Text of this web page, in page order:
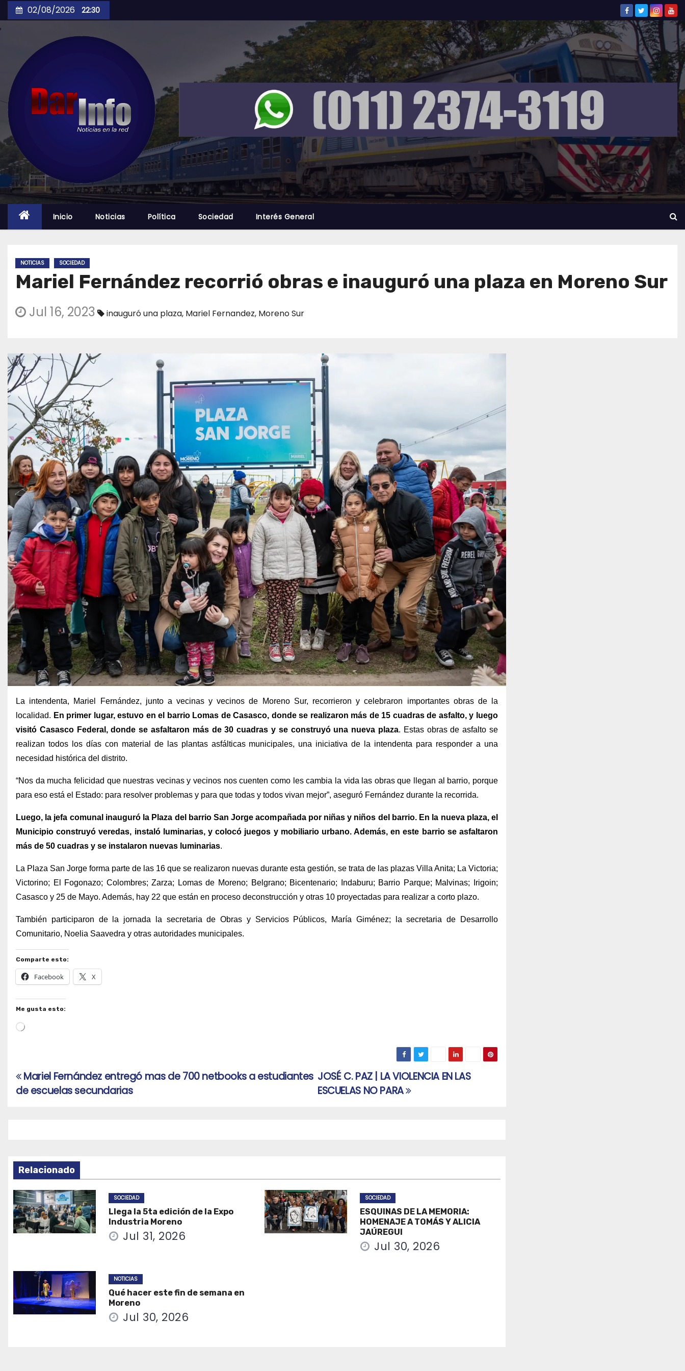
to
02/08/2026 22:30
Inicio Noticias Política Sociedad Interés General
NOTICIAS SOCIEDAD
Mariel Fernández recorrió obras e inauguró una plaza en Moreno Sur
Jul 16, 2023 inauguró una plaza, Mariel Fernandez, Moreno Sur
La intendenta, Mariel Fernández, junto a vecinas y vecinos de Moreno Sur, recorrieron y celebraron importantes obras de la
localidad. En primer lugar, estuvo en el barrio Lomas de Casasco, donde se realizaron más de 15 cuadras de asfalto, y luego
visitó Casasco Federal, donde se asfaltaron más de 30 cuadras y se construyó una nueva plaza. Estas obras de asfalto se
realizan todos los días con material de las plantas asfálticas municipales, una iniciativa de la intendenta para responder a una
necesidad histórica del distrito.
“Nos da mucha felicidad que nuestras vecinas y vecinos nos cuenten como les cambia la vida las obras que llegan al barrio, porque
para eso está el Estado: para resolver problemas y para que todas y todos vivan mejor”, aseguró Fernández durante la recorrida.
Luego, la jefa comunal inauguró la Plaza del barrio San Jorge acompañada por niñas y niños del barrio. En la nueva plaza, el
Municipio construyó veredas, instaló luminarias, y colocó juegos y mobiliario urbano. Además, en este barrio se asfaltaron
más de 50 cuadras y se instalaron nuevas luminarias.
La Plaza San Jorge forma parte de las 16 que se realizaron nuevas durante esta gestión, se trata de las plazas Villa Anita; La Victoria;
Victorino; El Fogonazo; Colombres; Zarza; Lomas de Moreno; Belgrano; Bicentenario; Indaburu; Barrio Parque; Malvinas; Irigoin;
Casasco y 25 de Mayo. Además, hay 22 que están en proceso deconstrucción y otras 10 proyectadas para realizar a corto plazo.
También participaron de la jornada la secretaria de Obras y Servicios Públicos, María Giménez; la secretaria de Desarrollo
Comunitario, Noelia Saavedra y otras autoridades municipales.
Comparte esto:
Facebook X
Me gusta esto:
Cargando...
Navegación
de
JOSÉ C. PAZ | LA VIOLENCIA EN LAS
ESCUELAS NO PARA
Mariel Fernández entregó mas de 700 netbooks a estudiantes
de escuelas secundarias
Relacionado
SOCIEDAD
Llega la 5ta edición de la Expo
Industria Moreno
Jul 31, 2026
SOCIEDAD
ESQUINAS DE LA MEMORIA:
HOMENAJE A TOMÁS Y ALICIA
JAÚREGUI
Jul 30, 2026
NOTICIAS
Qué hacer este fin de semana en
Moreno
Jul 30, 2026